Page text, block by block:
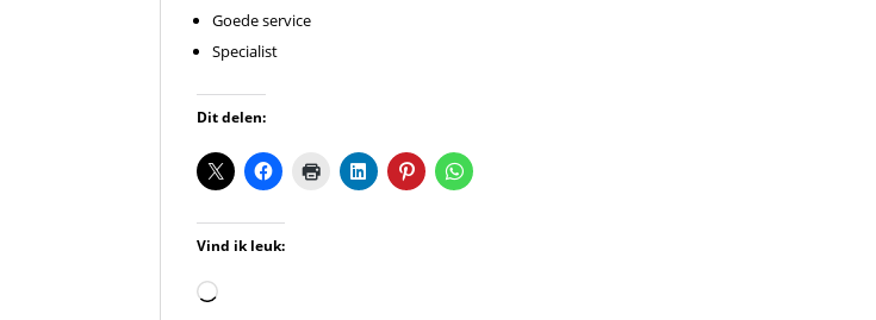
Goede service
Specialist
Dit delen:
Vind ik leuk:
Aan